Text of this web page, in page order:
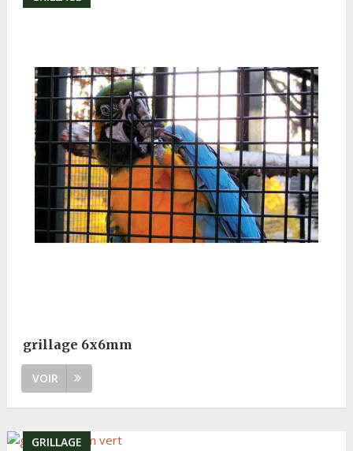
grillage 6x6mm
VOIR
GRILLAGE